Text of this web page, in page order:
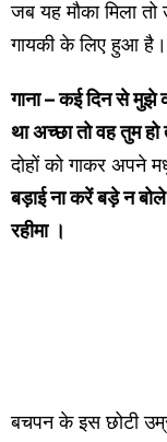
जब यह मौका मिला तो
गायकी के लिए हुआ है।
गाना – कई दिन से मुझे
था अच्छा तो वह तुम हो
दोहों को गाकर अपने
बड़ाई ना करें बड़े न
रहीमा ।
बचपन के इस छोटी